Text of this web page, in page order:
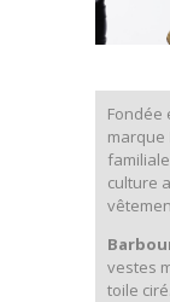
Fondée
marque
culture
vestes
toile ciré.